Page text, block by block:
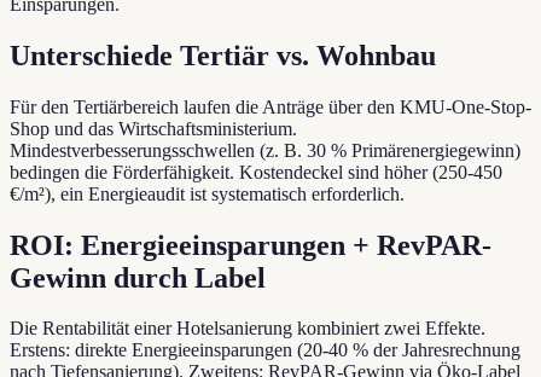
Unterschiede Tertiär vs. Wohnbau
Für den Tertiärbereich laufen die Anträge über den KMU-One-Stop-
Shop und das Wirtschaftsministerium.
Mindestverbesserungsschwellen (z. B. 30 % Primärenergiegewinn)
bedingen die Förderfähigkeit. Kostendeckel sind höher (250-450
€/m²), ein Energieaudit ist systematisch erforderlich.
ROI: Energieeinsparungen + RevPAR-
Gewinn durch Label
Die Rentabilität einer Hotelsanierung kombiniert zwei Effekte.
Erstens: direkte Energieeinsparungen (20-40 % der Jahresrechnung
nach Tiefensanierung). Zweitens: RevPAR-Gewinn via Öko-Label